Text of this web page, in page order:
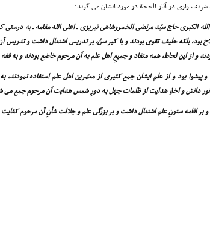
رازى در آثار الحجة در مورد ایشان مى گوید:
الکبرى حاج سیّد مرتضى الخسروشاهى تبریزى ـ اعلى الله مقامه ـ به درستى
بود، بلکه حلیف تقوى بودند و با کبر سنّ، بر تدریس اشتغال داشت و تدریس
و از این لحاظ، همه منقاد و جمیعِ اهل علم به آن مرحوم خاضع بودند و به
و پیشوا بود و از علم ایشان جمع کثیرى از معمّرین اهل علم استفاده
دانش و اخذِ هدایت از ظلمات جهل به دورِ شمس هدایت آن مرحوم جمع مى
بر اقامه ستونِ علم اشتغال داشت و بر بزرگى علم و جلالت شأنِ آن مرحوم